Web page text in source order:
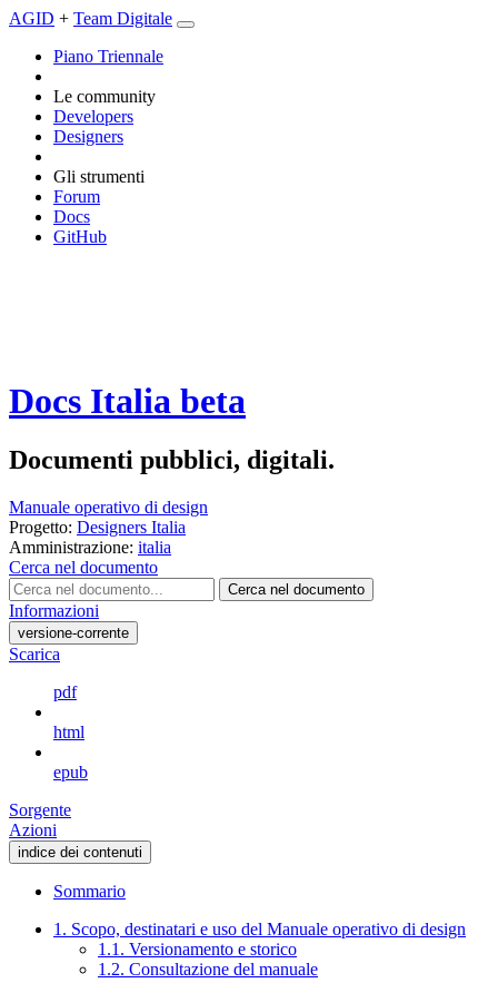
AGID + Team Digitale
Piano Triennale
Le community
Developers
Designers
Gli strumenti
Forum
Docs
GitHub
Docs Italia beta
Documenti pubblici, digitali.
Manuale operativo di design
Progetto: Designers Italia
Amministrazione: italia
Cerca nel documento
Cerca nel documento
Informazioni
versione-corrente
Scarica
pdf
html
epub
Sorgente
Azioni
indice dei contenuti
Sommario
1. Scopo, destinatari e uso del Manuale operativo di design
1.1. Versionamento e storico
1.2. Consultazione del manuale